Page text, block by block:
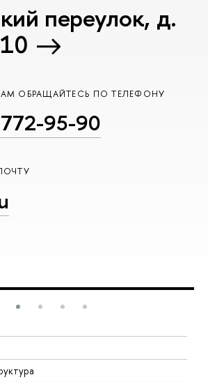
переулок, д.
ОБРАЩАЙТЕСЬ ПО ТЕЛЕФОНУ
95-90